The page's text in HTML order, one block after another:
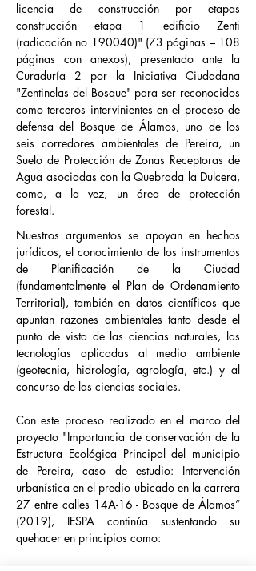
licencia de construcción por etapas
construcción etapa 1 edificio Zenti
(radicación no 190040)" (73 páginas – 108
páginas con anexos), presentado ante la
Curaduría 2 por la Iniciativa Ciudadana
"Zentinelas del Bosque" para ser reconocidos
como terceros intervinientes en el proceso de
defensa del Bosque de Álamos, uno de los
seis corredores ambientales de Pereira, un
Suelo de Protección de Zonas Receptoras de
Agua asociadas con la Quebrada la Dulcera,
como, a la vez, un área de protección
forestal.
Nuestros argumentos se apoyan en hechos
jurídicos, el conocimiento de los instrumentos
de Planificación de la Ciudad
(fundamentalmente el Plan de Ordenamiento
Territorial), también en datos científicos que
apuntan razones ambientales tanto desde el
punto de vista de las ciencias naturales, las
tecnologías aplicadas al medio ambiente
(geotecnia, hidrología, agrología, etc.) y al
concurso de las ciencias sociales.
Con este proceso realizado en el marco del
proyecto "Importancia de conservación de la
Estructura Ecológica Principal del municipio
de Pereira, caso de estudio: Intervención
urbanística en el predio ubicado en la carrera
27 entre calles 14A-16 - Bosque de Álamos”
(2019), IESPA continúa sustentando su
quehacer en principios como: